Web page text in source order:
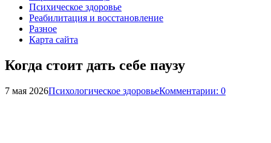
Психическое здоровье
Реабилитация и восстановление
Разное
Карта сайта
Когда стоит дать себе паузу
7 мая 2026Психологическое здоровьеКомментарии: 0